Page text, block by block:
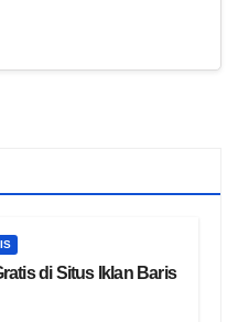
di Situs Iklan Baris